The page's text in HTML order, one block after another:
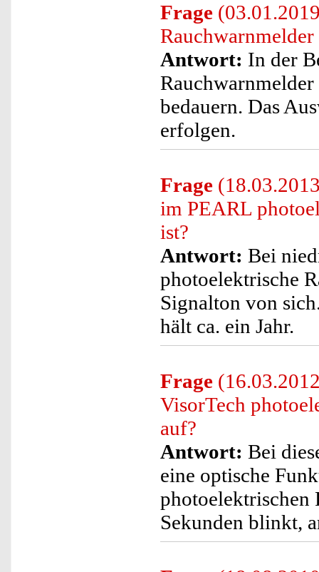
Frage
Antwort: In der
bedauern. Das
erfolgen.
Frage
im PEARL
ist?
Antwort: Bei
photoelektrische
Signalton von
hält ca. ein Jahr.
Frage
VisorTech
auf?
Antwort: Bei
eine optische
photoelektrischen
Sekunden blinkt,